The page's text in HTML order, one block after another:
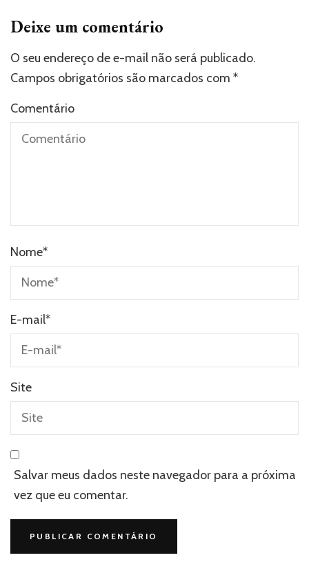
Deixe um comentário
O seu endereço de e-mail não será publicado.
Campos obrigatórios são marcados com *
Comentário
Nome*
E-mail*
Site
Salvar meus dados neste navegador para a próxima
vez que eu comentar.